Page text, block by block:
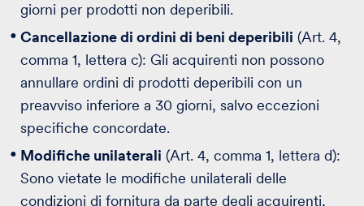
giorni per prodotti non deperibili.
Cancellazione di ordini di beni deperibili (Art. 4,
comma 1, lettera c): Gli acquirenti non possono
annullare ordini di prodotti deperibili con un
preavviso inferiore a 30 giorni, salvo eccezioni
specifiche concordate.
Modifiche unilaterali (Art. 4, comma 1, lettera d):
Sono vietate le modifiche unilaterali delle
condizioni di fornitura da parte degli acquirenti,